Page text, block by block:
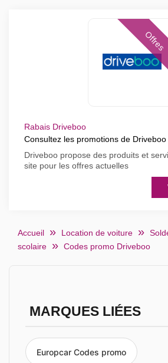
Offres
Rabais Driveboo
Consultez les promotions de Driveboo
Driveboo propose des produits et
site pour les offres actuelles
Accueil Location de voiture
scolaire
Codes promo Driveboo
MARQUES LIÉES
Europcar Codes promo